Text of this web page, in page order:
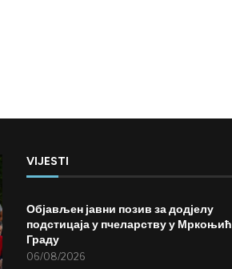
VIJESTI
Објављен јавни позив за додјелу
подстицаја у пчеларству у Мркоњић
Граду
06/08/2026